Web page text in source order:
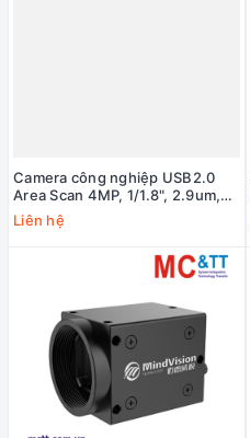
Camera công nghiệp USB2.0
Area Scan 4MP, 1/1.8", 2.9um,
2688x1520, 9fps MindVision
MV-UBS402C
Liên hệ